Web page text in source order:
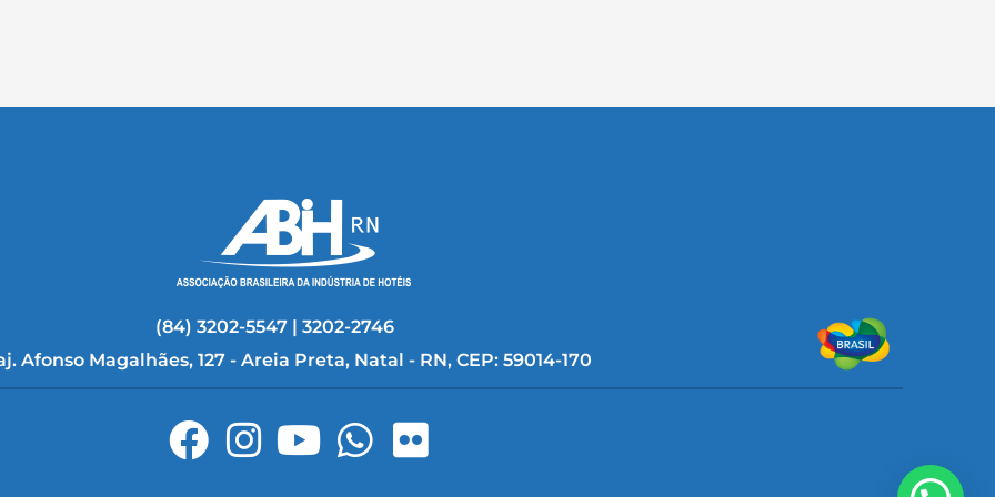
(84) 3202-5547 | 3202-2746
Afonso Magalhães, 127 - Areia Preta, Natal - RN, CEP: 59014-170